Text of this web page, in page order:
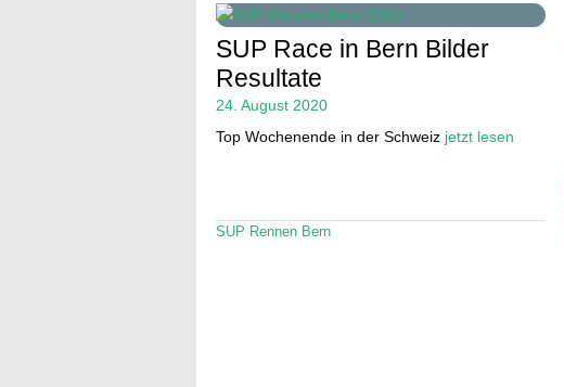
SUP Race in Bern Bilder
Resultate
24. August 2020
Top Wochenende in der Schweiz jetzt lesen
SUP Rennen Bern